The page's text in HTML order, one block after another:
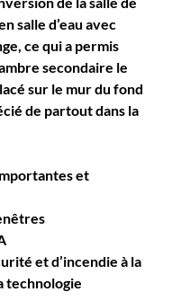
salle d’eau avec
ce qui a permis
secondaire le
sur le mur du fond
de partout dans la
et
et d’incendie à la
technologie